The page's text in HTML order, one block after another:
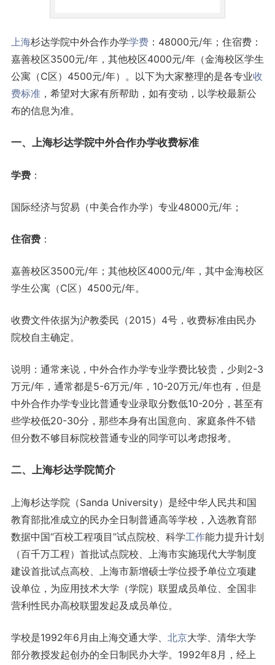
上海杉达学院中外合作办学学费：48000元/年；住宿费：
嘉善校区3500元/年，其他校区4000元/年（金海校区学生
公寓（C区）4500元/年）。以下为大家整理的是各专业收
费标准，希望对大家有所帮助，如有变动，以学校最新公
布的信息为准。
一、上海杉达学院中外合作办学收费标准
学费：
国际经济与贸易（中美合作办学）专业48000元/年；
住宿费：
嘉善校区3500元/年；其他校区4000元/年，其中金海校区
学生公寓（C区）4500元/年。
收费文件依据为沪教委民（2015）4号，收费标准由民办
院校自主确定。
说明：通常来说，中外合作办学专业学费比较贵，少则2-3
万元/年，通常都是5-6万元/年，10-20万元/年也有，但是
中外合作办学专业比普通专业录取分数低10-20分，甚至有
些学校低20-30分，那些本身有出国意向、家庭条件不错
但分数不够目标院校普通专业的同学可以考虑报考。
二、上海杉达学院简介
上海杉达学院（Sanda University）是经中华人民共和国
教育部批准成立的民办全日制普通高等学校，入选教育部
数据中国“百校工程项目”试点院校、科学工作能力提升计划
（百千万工程）首批试点院校、上海市实施现代大学制度
建设首批试点高校、上海市新增硕士学位授予单位立项建
设单位，为应用技术大学（学院）联盟成员单位、全国非
营利性民办高校联盟发起及成员单位。
学校是1992年6月由上海交通大学、 北京大学、清华大学
部分教授发起创办的全日制民办大学。1992年8月，经上